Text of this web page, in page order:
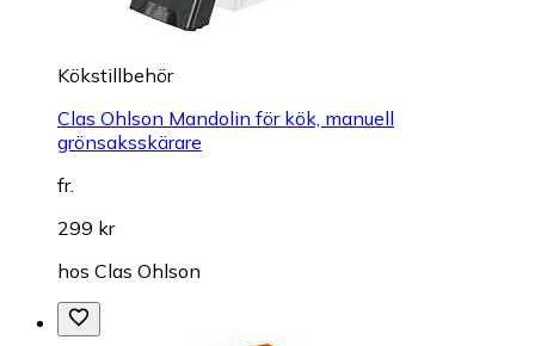
Kökstillbehör
Clas Ohlson Mandolin för kök, manuell
grönsaksskärare
fr.
299 kr
hos Clas Ohlson